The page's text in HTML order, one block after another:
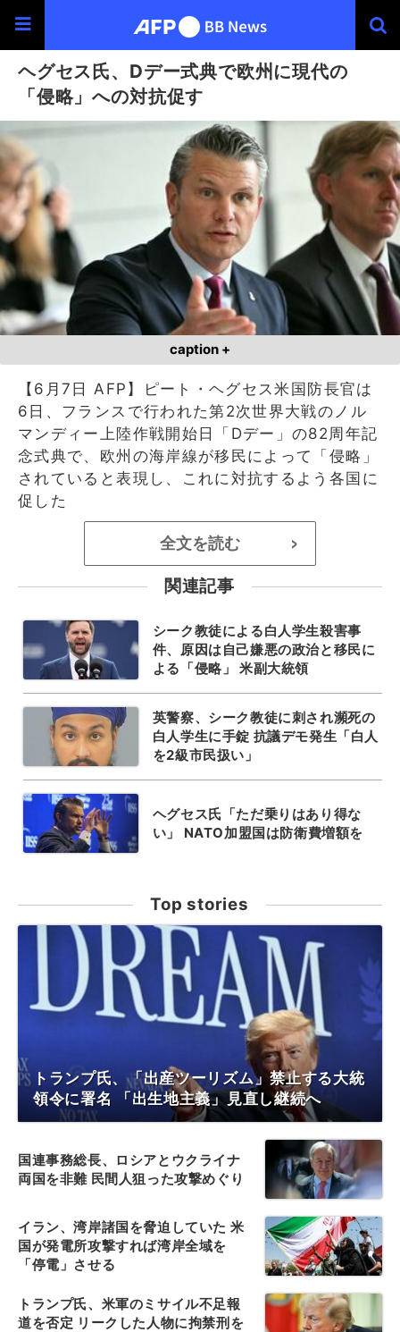
ヘグセス氏、Dデー式典で欧州に現代の
「侵略」への対抗促す
caption +
【6月7日 AFP】ピート・ヘグセス米国防長官は
6日、フランスで行われた第2次世界大戦のノル
マンディー上陸作戦開始日「Dデー」の82周年記
念式典で、欧州の海岸線が移民によって「侵略」
されていると表現し、これに対抗するよう各国に
促した
全文を読む >
関連記事
シーク教徒による白人学生殺害事
件、原因は自己嫌悪の政治と移民に
よる「侵略」 米副大統領
英警察、シーク教徒に刺され瀕死の
白人学生に手錠 抗議デモ発生「白人
を2級市民扱い」
ヘグセス氏「ただ乗りはあり得な
い」 NATO加盟国は防衛費増額を
Top stories
トランプ氏、「出産ツーリズム」禁止する大統
領令に署名 「出生地主義」見直し継続へ
国連事務総長、ロシアとウクライナ
両国を非難 民間人狙った攻撃めぐり
イラン、湾岸諸国を脅迫していた 米
国が発電所攻撃すれば湾岸全域を
「停電」させる
トランプ氏、米軍のミサイル不足報
道を否定 リークした人物に拘禁刑を